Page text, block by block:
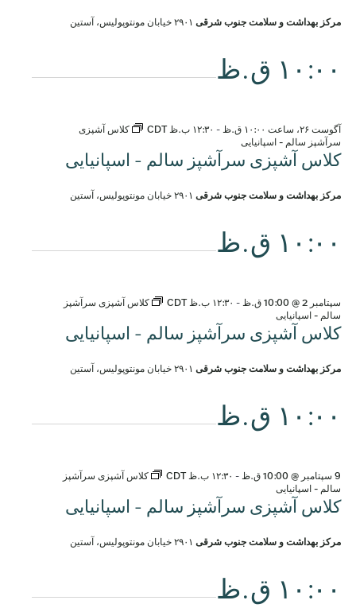
مرکز بهداشت و سلامت جنوب شرقی ۲۹۰۱ خیابان مونتوپولیس، آستین
۱۰:۰۰ ق.ظ
کلاس آشپزی سرآشپز سالم - اسپانیایی
آگوست ۲۶، ساعت ۱۰:۰۰ ق.ظ - ۱۲:۳۰ ب.ظ CDT
کلاس آشپزی
سرآشپز سالم - اسپانیایی
مرکز بهداشت و سلامت جنوب شرقی ۲۹۰۱ خیابان مونتوپولیس، آستین
۱۰:۰۰ ق.ظ
کلاس آشپزی سرآشپز سالم - اسپانیایی
سپتامبر 2 @ 10:00 ق.ظ - ۱۲:۳۰ ب.ظ CDT
کلاس آشپزی سرآشپز
سالم - اسپانیایی
مرکز بهداشت و سلامت جنوب شرقی ۲۹۰۱ خیابان مونتوپولیس، آستین
۱۰:۰۰ ق.ظ
کلاس آشپزی سرآشپز سالم - اسپانیایی
9 سپتامبر @ 10:00 ق.ظ - ۱۲:۳۰ ب.ظ CDT
کلاس آشپزی سرآشپز
سالم - اسپانیایی
مرکز بهداشت و سلامت جنوب شرقی ۲۹۰۱ خیابان مونتوپولیس، آستین
۱۰:۰۰ ق.ظ